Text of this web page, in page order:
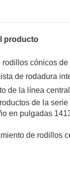
producto
rodillos cónicos
de rodadura
de la línea
de la
en pulgadas
de rodillos